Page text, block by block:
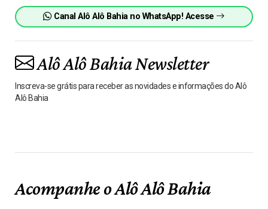
Canal Alô Alô Bahia no WhatsApp! Acesse
Alô Alô Bahia Newsletter
Inscreva-se grátis para receber as novidades e informações do Alô
Alô Bahia
Acompanhe o Alô Alô Bahia